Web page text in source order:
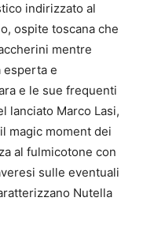
indirizzato al
ospite toscana che
mentre
esperta e
e le sue frequenti
lanciato Marco Lasi,
magic moment dei
al fulmicotone con
sulle eventuali
Nutella